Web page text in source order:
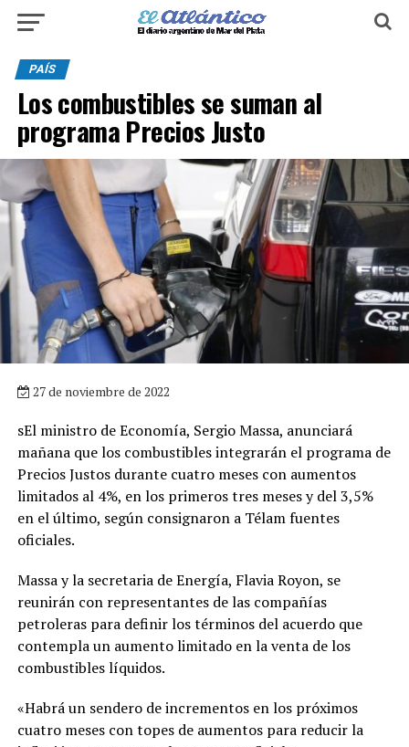
PAÍS
Los combustibles se suman al
programa Precios Justo
27 de noviembre de 2022
sEl ministro de Economía, Sergio Massa, anunciará
mañana que los combustibles integrarán el programa de
Precios Justos durante cuatro meses con aumentos
limitados al 4%, en los primeros tres meses y del 3,5%
en el último, según consignaron a Télam fuentes
oficiales.
Massa y la secretaria de Energía, Flavia Royon, se
reunirán con representantes de las compañías
petroleras para definir los términos del acuerdo que
contempla un aumento limitado en la venta de los
combustibles líquidos.
«Habrá un sendero de incrementos en los próximos
cuatro meses con topes de aumentos para reducir la